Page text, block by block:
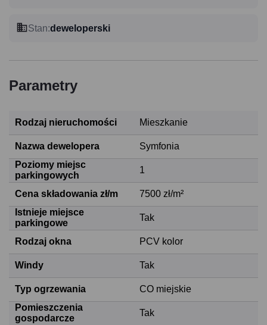
Stan:deweloperski
Parametry
Rodzaj nieruchomości Mieszkanie
Nazwa dewelopera
Symfonia
Poziomy miejsc
parkingowych
1
Cena składowania zł/m
7500 zł/m²
Istnieje miejsce
parkingowe
Tak
Rodzaj okna PCV kolor
Windy Tak
Typ ogrzewania
CO miejskie
Pomieszczenia
gospodarcze
Tak